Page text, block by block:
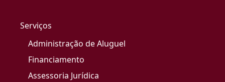
Serviços
Administração de Aluguel
Financiamento
Assessoria Jurídica